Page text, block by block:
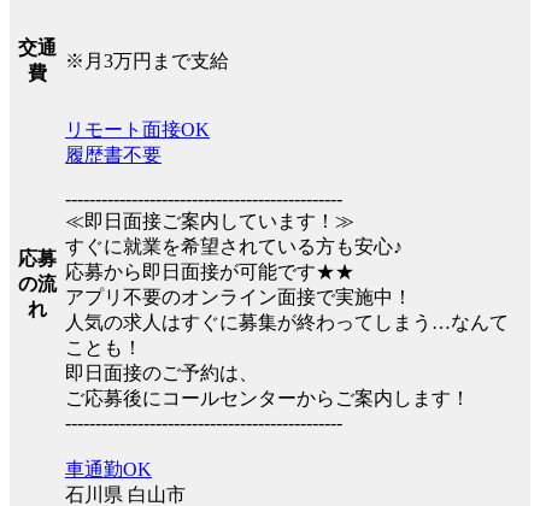
交通
費
※月3万円まで支給
応募
の流
れ
リモート面接OK
履歴書不要
----------------------------------------------
≪即日面接ご案内しています！≫
すぐに就業を希望されている方も安心♪
応募から即日面接が可能です★★
アプリ不要のオンライン面接で実施中！
人気の求人はすぐに募集が終わってしまう…なんて
ことも！
即日面接のご予約は、
ご応募後にコールセンターからご案内します！
----------------------------------------------
車通勤OK
石川県 白山市